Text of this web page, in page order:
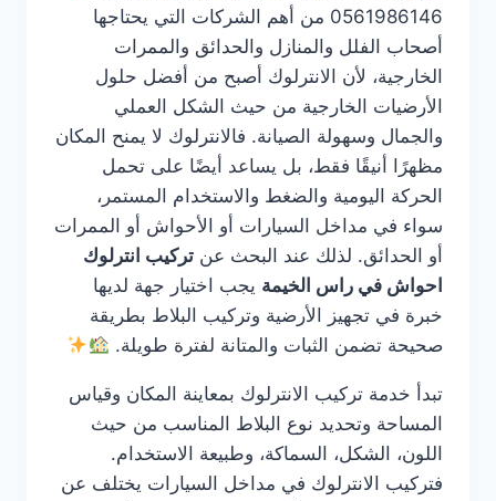
0561986146 من أهم الشركات التي يحتاجها
أصحاب الفلل والمنازل والحدائق والممرات
الخارجية، لأن الانترلوك أصبح من أفضل حلول
الأرضيات الخارجية من حيث الشكل العملي
والجمال وسهولة الصيانة. فالانترلوك لا يمنح المكان
مظهرًا أنيقًا فقط، بل يساعد أيضًا على تحمل
الحركة اليومية والضغط والاستخدام المستمر،
سواء في مداخل السيارات أو الأحواش أو الممرات
أو الحدائق. لذلك عند البحث عن تركيب انترلوك
احواش في راس الخيمة يجب اختيار جهة لديها
خبرة في تجهيز الأرضية وتركيب البلاط بطريقة
صحيحة تضمن الثبات والمتانة لفترة طويلة.
تبدأ خدمة تركيب الانترلوك بمعاينة المكان وقياس
المساحة وتحديد نوع البلاط المناسب من حيث
اللون، الشكل، السماكة، وطبيعة الاستخدام.
فتركيب الانترلوك في مداخل السيارات يختلف عن